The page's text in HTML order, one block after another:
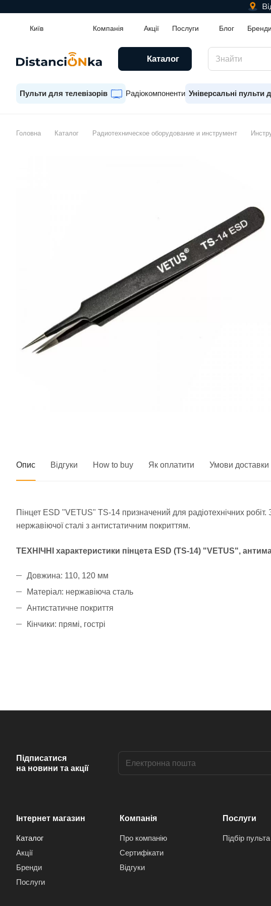
Київ Компанія Акції Послуги Блог Бренди
Каталог
Пульти для телевізорів Радіокомпоненти Універсальні пульти
Головна Каталог Радиотехническое оборудование и инструмент
Опис Відгуки How to buy Як оплатити Умови доставки
Пінцет ESD "VETUS" TS-14 призначений для радіотехнічних
нержавіючої сталі з антистатичним покриттям.
ТЕХНІЧНІ характеристики пінцета ESD (TS-14) "VETUS",
Довжина: 110, 120 мм
Матеріал: нержавіюча сталь
Антистатичне покриття
Кінчики: прямі, гострі
Підписатися
на новини та акції
Інтернет магазин
Каталог
Акції
Бренди
Послуги
Компанія
Про компанію
Сертифікати
Відгуки
Послуги
Підбір